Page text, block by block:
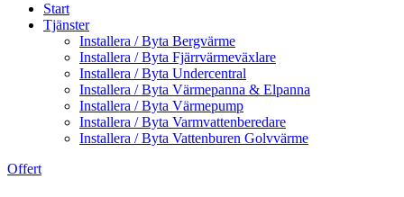
Start
Tjänster
Installera / Byta Bergvärme
Installera / Byta Fjärrvärmeväxlare
Installera / Byta Undercentral
Installera / Byta Värmepanna & Elpanna
Installera / Byta Värmepump
Installera / Byta Varmvattenberedare
Installera / Byta Vattenburen Golvvärme
Offert